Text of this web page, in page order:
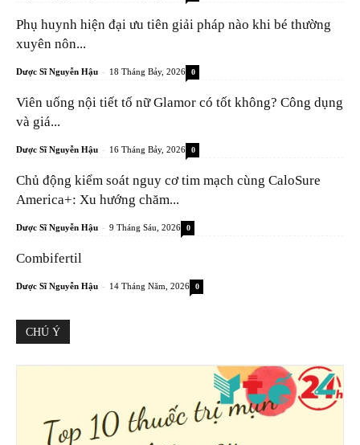
Phụ huynh hiện đại ưu tiên giải pháp nào khi bé thường
xuyên nôn...
Dược Sĩ Nguyễn Hậu - 18 Tháng Bảy, 2026 0
Viên uống nội tiết tố nữ Glamor có tốt không? Công dụng
và giá...
Dược Sĩ Nguyễn Hậu - 16 Tháng Bảy, 2026 0
Chủ động kiểm soát nguy cơ tim mạch cùng CaloSure
America+: Xu hướng chăm...
Dược Sĩ Nguyễn Hậu - 9 Tháng Sáu, 2026 0
Combifertil
Dược Sĩ Nguyễn Hậu - 14 Tháng Năm, 2026 0
CHÚ Ý